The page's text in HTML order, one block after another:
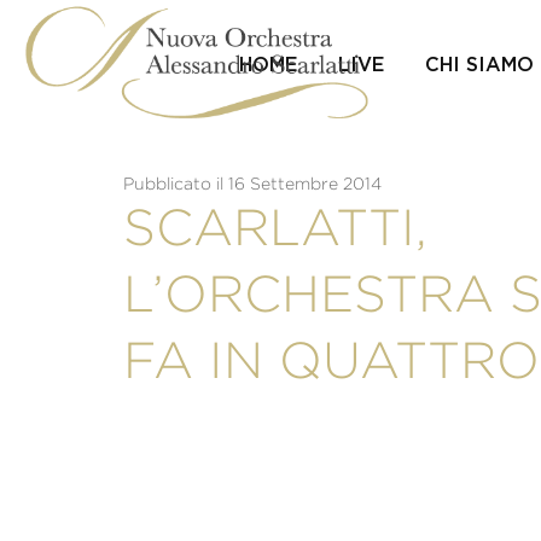
content
HOME LIVE CHI SIAMO
Pubblicato il 16 Settembre 2014
SCARLATTI,
L’ORCHESTRA
FA IN QUATTRO